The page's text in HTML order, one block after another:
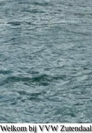
Welkom bij VVW Zutendaal